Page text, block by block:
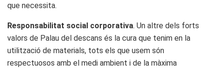
que necessita.
Responsabilitat social corporativa. Un altre dels forts
valors de Palau del descans és la cura que tenim en la
utilització de materials, tots els que usem són
respectuosos amb el medi ambient i de la màxima